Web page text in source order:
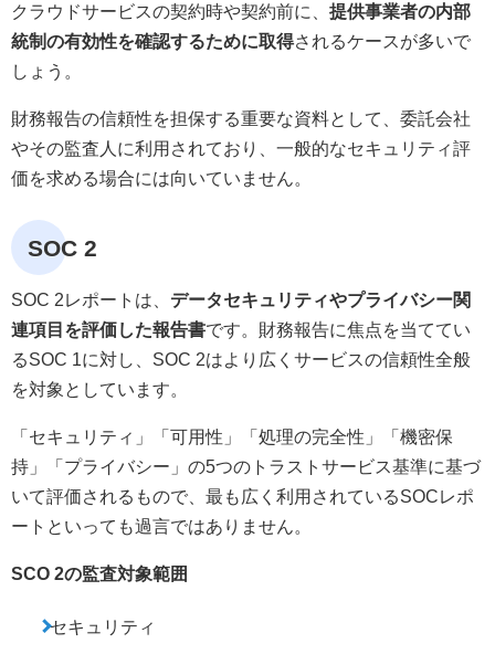
クラウドサービスの契約時や契約前に、 提供事業者の内部
統制の有効性を確認するために取得されるケースが多いで
しょう。
財務報告の信頼性を担保する重要な資料として、委託会社
やその監査人に利用されており、一般的なセキュリティ評
価を求める場合には向いていません。
SOC 2
SOC 2レポートは、 データセキュリティやプライバシー関
連項目を評価した報告書です。財務報告に焦点を当ててい
るSOC 1に対し、SOC 2はより広くサービスの信頼性全般
を対象としています。
「セキュリティ」「可用性」「処理の完全性」「機密保
持」「プライバシー」の5つのトラストサービス基準に基づ
いて評価されるもので、最も広く利用されているSOCレポ
ートといっても過言ではありません。
SCO 2の監査対象範囲
セキュリティ